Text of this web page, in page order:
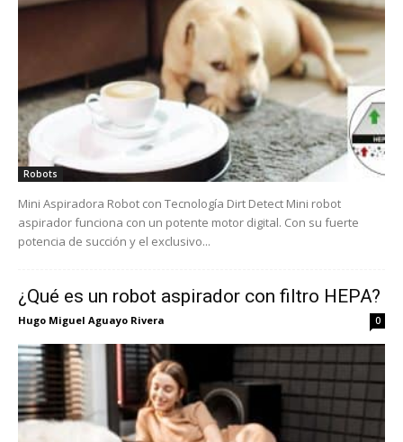
Robots
Mini Aspiradora Robot con Tecnología Dirt Detect Mini robot
aspirador funciona con un potente motor digital. Con su fuerte
potencia de succión y el exclusivo...
¿Qué es un robot aspirador con filtro HEPA?
Hugo Miguel Aguayo Rivera 0